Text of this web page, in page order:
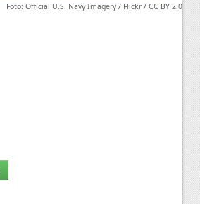
Foto: Official U.S. Navy Imagery / Flickr / CC BY 2.0